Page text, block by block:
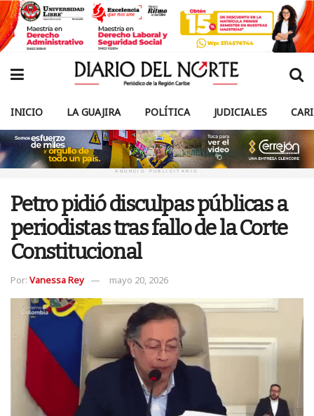
INICIO LA GUAJIRA POLÍTICA JUDICIALES
ANUNCIO PUBLICITARIO
Petro pidió disculpas públicas a
periodistas tras fallo de la Corte
Constitucional
Por: Vanessa Rey mayo 20, 2026